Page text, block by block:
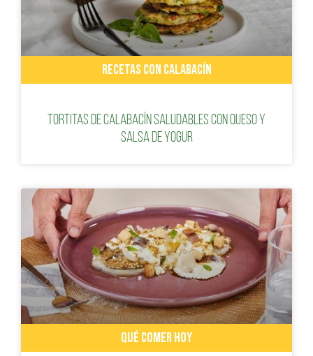
RECETAS CON CALABACÍN
Tortitas de calabacín saludables con queso y
salsa de yogur
QUÉ COMER HOY